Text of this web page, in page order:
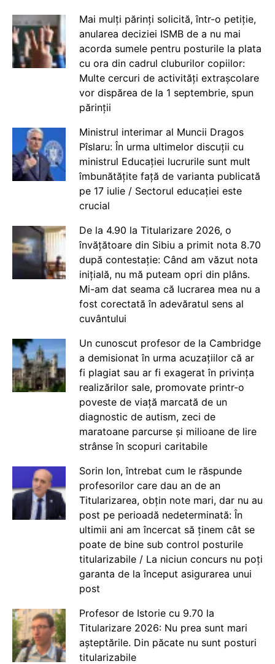
Mai mulți părinți solicită, într-o petiție,
anularea deciziei ISMB de a nu mai
acorda sumele pentru posturile la plata
cu ora din cadrul cluburilor copiilor:
Multe cercuri de activități extrașcolare
vor dispărea de la 1 septembrie, spun
părinții
Ministrul interimar al Muncii Dragos
Pîslaru: În urma ultimelor discuții cu
ministrul Educației lucrurile sunt mult
îmbunătățite față de varianta publicată
pe 17 iulie / Sectorul educației este
crucial
De la 4.90 la Titularizare 2026, o
învățătoare din Sibiu a primit nota 8.70
după contestație: Când am văzut nota
inițială, nu mă puteam opri din plâns.
Mi-am dat seama că lucrarea mea nu a
fost corectată în adevăratul sens al
cuvântului
Un cunoscut profesor de la Cambridge
a demisionat în urma acuzațiilor că ar
fi plagiat sau ar fi exagerat în privința
realizărilor sale, promovate printr-o
poveste de viață marcată de un
diagnostic de autism, zeci de
maratoane parcurse și milioane de lire
strânse în scopuri caritabile
Sorin Ion, întrebat cum le răspunde
profesorilor care dau an de an
Titularizarea, obțin note mari, dar nu au
post pe perioadă nedeterminată: În
ultimii ani am încercat să ținem cât se
poate de bine sub control posturile
titularizabile / La niciun concurs nu poți
garanta de la început asigurarea unui
post
Profesor de Istorie cu 9.70 la
Titularizare 2026: Nu prea sunt mari
așteptările. Din păcate nu sunt posturi
titularizabile